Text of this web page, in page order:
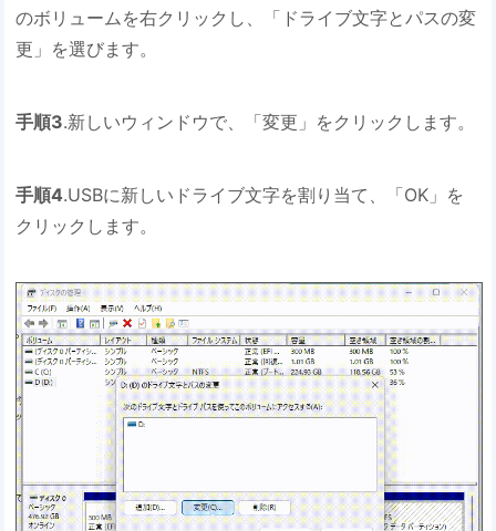
のボリュームを右クリックし、「ドライブ文字とパスの変
更」を選びます。
手順3.新しいウィンドウで、「変更」をクリックします。
手順4.USBに新しいドライブ文字を割り当て、「OK」を
クリックします。